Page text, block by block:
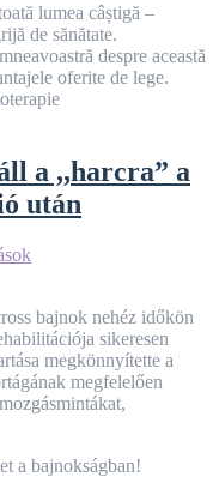
lumea câștigă –
de sănătate.
despre această
oferite de lege.
a ,,harcra” a
után
bajnok nehéz időkön
sikeresen
megkönnyítette a
megfelelően
a bajnokságban!